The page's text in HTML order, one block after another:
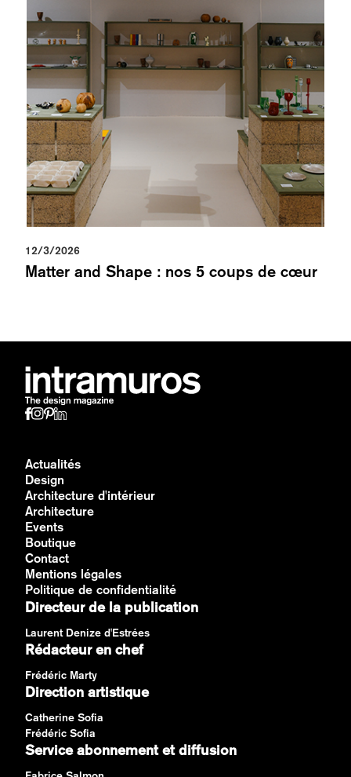
12/3/2026
Matter and Shape : nos 5 coups de cœur
Actualités
Design
Architecture d'intérieur
Architecture
Events
Boutique
Contact
Mentions légales
Politique de confidentialité
Directeur de la publication
Laurent Denize d'Estrées
Rédacteur en chef
Frédéric Marty
Direction artistique
Catherine Sofia
Frédéric Sofia
Service abonnement et diffusion